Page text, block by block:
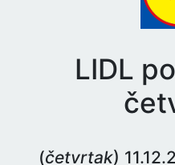
LIDL
(četvrtak)